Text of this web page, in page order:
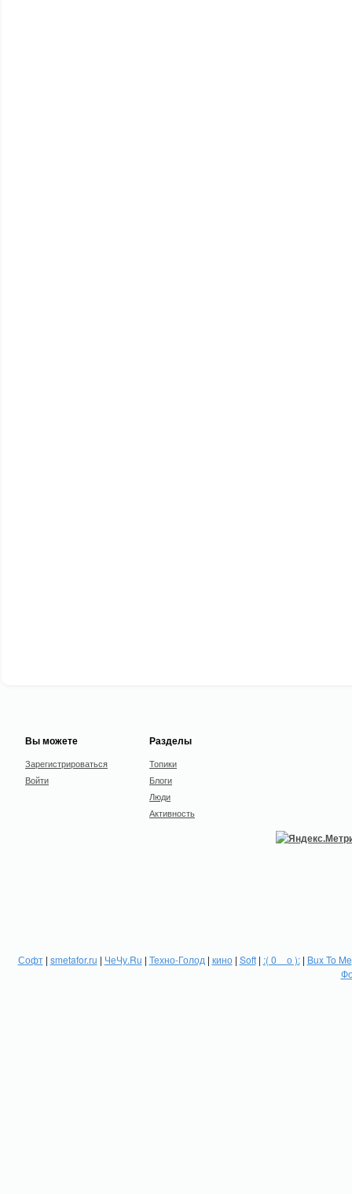
Вы можете
Зарегистрироваться
Войти
Разделы
Топики
Блоги
Люди
Активность
Софт| smetafor.ru | ЧеЧу.Ru | Техно-Голод | кино| Soft| :( 0 _ о ):| Bux To Me